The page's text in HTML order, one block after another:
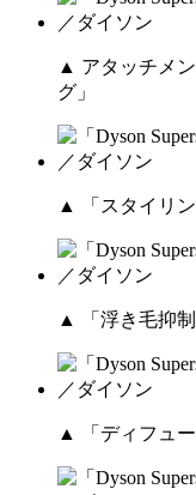
▲ アタッチメ
グ」
▲ 「スタイリ
▲ 「浮き毛抑制
▲ 「ディフュー